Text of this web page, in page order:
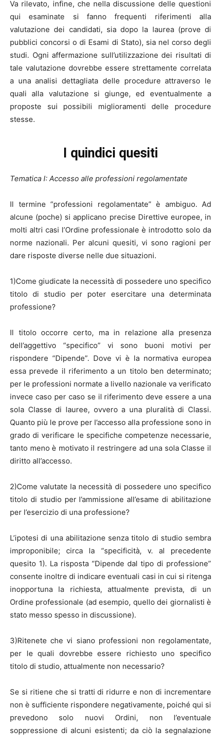
Va rilevato, infine, che nella discussione delle questioni
qui esaminate si fanno frequenti riferimenti alla
valutazione dei candidati, sia dopo la laurea (prove di
pubblici concorsi o di Esami di Stato), sia nel corso degli
studi. Ogni affermazione sull’utilizzazione dei risultati di
tale valutazione dovrebbe essere strettamente correlata
a una analisi dettagliata delle procedure attraverso le
quali alla valutazione si giunge, ed eventualmente a
proposte sui possibili miglioramenti delle procedure
stesse.
I quindici quesiti
Tematica I: Accesso alle professioni regolamentate
Il termine “professioni regolamentate” è ambiguo. Ad
alcune (poche) si applicano precise Direttive europee, in
molti altri casi l’Ordine professionale è introdotto solo da
norme nazionali. Per alcuni quesiti, vi sono ragioni per
dare risposte diverse nelle due situazioni.
1)Come giudicate la necessità di possedere uno specifico
titolo di studio per poter esercitare una determinata
professione?
Il titolo occorre certo, ma in relazione alla presenza
dell’aggettivo “specifico” vi sono buoni motivi per
rispondere “Dipende”. Dove vi è la normativa europea
essa prevede il riferimento a un titolo ben determinato;
per le professioni normate a livello nazionale va verificato
invece caso per caso se il riferimento deve essere a una
sola Classe di lauree, ovvero a una pluralità di Classi.
Quanto più le prove per l’accesso alla professione sono in
grado di verificare le specifiche competenze necessarie,
tanto meno è motivato il restringere ad una sola Classe il
diritto all’accesso.
2)Come valutate la necessità di possedere uno specifico
titolo di studio per l’ammissione all’esame di abilitazione
per l’esercizio di una professione?
L’ipotesi di una abilitazione senza titolo di studio sembra
improponibile; circa la “specificità, v. al precedente
quesito 1). La risposta “Dipende dal tipo di professione”
consente inoltre di indicare eventuali casi in cui si ritenga
inopportuna la richiesta, attualmente prevista, di un
Ordine professionale (ad esempio, quello dei giornalisti è
stato messo spesso in discussione).
3)Ritenete che vi siano professioni non regolamentate,
per le quali dovrebbe essere richiesto uno specifico
titolo di studio, attualmente non necessario?
Se si ritiene che si tratti di ridurre e non di incrementare
non è sufficiente rispondere negativamente, poiché qui si
prevedono solo nuovi Ordini, non l’eventuale
soppressione di alcuni esistenti; da ciò la segnalazione